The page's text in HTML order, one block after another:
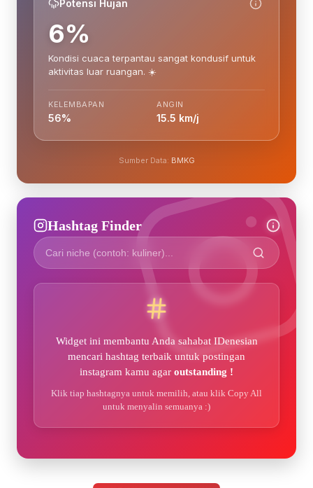
Potensi Hujan
6%
Kondisi cuaca terpantau sangat kondusif untuk
aktivitas luar ruangan. ☀️
KELEMBAPAN
56%
ANGIN
15.5 km/j
Sumber Data: BMKG
Hashtag Finder
Widget ini membantu Anda sahabat IDenesian
mencari hashtag terbaik untuk postingan
instagram kamu agar outstanding !
Klik tiap hashtagnya untuk memilih, atau klik Copy All
untuk menyalin semuanya :)